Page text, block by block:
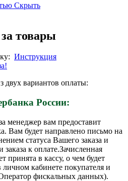
Скрыть
товары
Инструкция
вариантов оплаты:
России:
менеджер вам предоставит
Вам будет направлено письмо на
статуса Вашего заказа и
к оплате.Зачисленная
принята в кассу, о чем будет
личном кабинете покупателя и
фискальных данных).